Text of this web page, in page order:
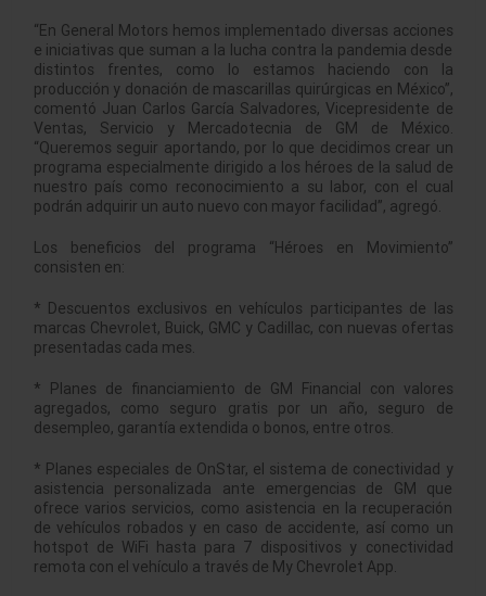
“En General Motors hemos implementado diversas acciones
e iniciativas que suman a la lucha contra la pandemia desde
distintos frentes, como lo estamos haciendo con la
producción y donación de mascarillas quirúrgicas en México”,
comentó Juan Carlos García Salvadores, Vicepresidente de
Ventas, Servicio y Mercadotecnia de GM de México.
“Queremos seguir aportando, por lo que decidimos crear un
programa especialmente dirigido a los héroes de la salud de
nuestro país como reconocimiento a su labor, con el cual
podrán adquirir un auto nuevo con mayor facilidad”, agregó.
Los beneficios del programa “Héroes en Movimiento”
consisten en:
* Descuentos exclusivos en vehículos participantes de las
marcas Chevrolet, Buick, GMC y Cadillac, con nuevas ofertas
presentadas cada mes.
* Planes de financiamiento de GM Financial con valores
agregados, como seguro gratis por un año, seguro de
desempleo, garantía extendida o bonos, entre otros.
* Planes especiales de OnStar, el sistema de conectividad y
asistencia personalizada ante emergencias de GM que
ofrece varios servicios, como asistencia en la recuperación
de vehículos robados y en caso de accidente, así como un
hotspot de WiFi hasta para 7 dispositivos y conectividad
remota con el vehículo a través de My Chevrolet App.